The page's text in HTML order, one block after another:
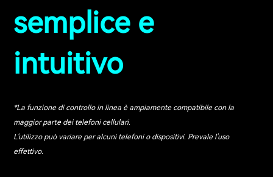
semplice e
intuitivo
*La funzione di controllo in linea è ampiamente compatibile con la
maggior parte dei telefoni cellulari.
L'utilizzo può variare per alcuni telefoni o dispositivi. Prevale l'uso
effettivo.